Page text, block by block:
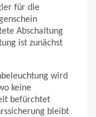
für die
Abschaltung
ist zunächst
wird
keine
befürchtet
bleibt